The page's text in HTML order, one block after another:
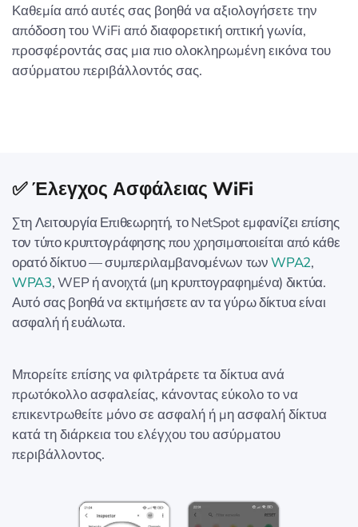
Καθεμία από αυτές σας βοηθά να αξιολογήσετε την
απόδοση του WiFi από διαφορετική οπτική γωνία,
προσφέροντάς σας μια πιο ολοκληρωμένη εικόνα του
ασύρματου περιβάλλοντός σας.
✅ Έλεγχος Ασφάλειας WiFi
Στη Λειτουργία Επιθεωρητή, το NetSpot εμφανίζει επίσης
τον τύπο κρυπτογράφησης που χρησιμοποιείται από κάθε
ορατό δίκτυο — συμπεριλαμβανομένων τωνWPA2,
WPA3, WEP ή ανοιχτά (μη κρυπτογραφημένα) δικτύα.
Αυτό σας βοηθά να εκτιμήσετε αν τα γύρω δίκτυα είναι
ασφαλή ή ευάλωτα.
Μπορείτε επίσης να φιλτράρετε τα δίκτυα ανά
πρωτόκολλο ασφαλείας, κάνοντας εύκολο το να
επικεντρωθείτε μόνο σε ασφαλή ή μη ασφαλή δίκτυα
κατά τη διάρκεια του ελέγχου του ασύρματου
περιβάλλοντος.